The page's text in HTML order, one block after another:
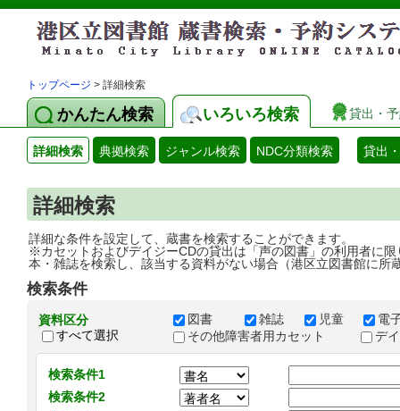
トップページ > 詳細検索
かんたん検索 いろいろ検索 貸出・
詳細検索 典拠検索 ジャンル検索 NDC分類検索 貸出
詳細検索
詳細な条件を設定して、蔵書を検索することができます。
※カセットおよびデイジーCDの貸出は「声の図書」の利用者に限
本・雑誌を検索し、該当する資料がない場合（港区立図書館に所
検索条件
資料区分
すべて選択
図書 雑誌 児童
電
その他障害者用カセット
デ
検索条件1
検索条件2